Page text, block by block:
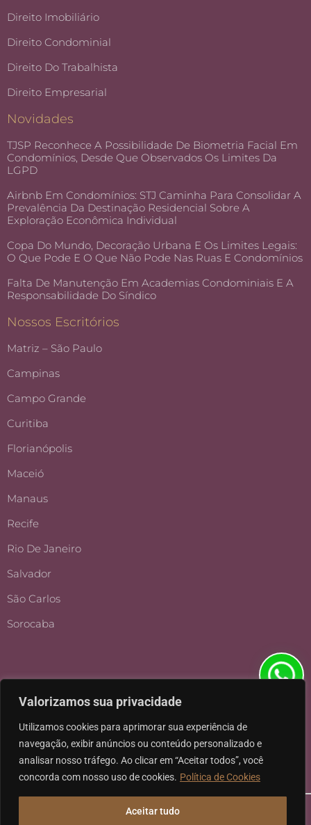
Valorizamos sua privacidade
Utilizamos cookies para aprimorar sua experiência de
navegação, exibir anúncios ou conteúdo personalizado e
analisar nosso tráfego. Ao clicar em “Aceitar todos”, você
concorda com nosso uso de cookies. Política de Cookies
Aceitar tudo
Direito Imobiliário
Direito Condominial
Direito Do Trabalhista
Direito Empresarial
Novidades
TJSP Reconhece A Possibilidade De Biometria Facial Em
Condomínios, Desde Que Observados Os Limites Da
LGPD
Airbnb Em Condomínios: STJ Caminha Para Consolidar A
Prevalência Da Destinação Residencial Sobre A
Exploração Econômica Individual
Copa Do Mundo, Decoração Urbana E Os Limites Legais:
O Que Pode E O Que Não Pode Nas Ruas E Condomínios
Falta De Manutenção Em Academias Condominiais E A
Responsabilidade Do Síndico
Nossos Escritórios
Matriz – São Paulo
Campinas
Campo Grande
Curitiba
Florianópolis
Maceió
Manaus
Recife
Rio De Janeiro
Salvador
São Carlos
Sorocaba